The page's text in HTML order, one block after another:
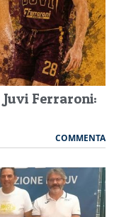
Ferraroni:
COMMENTA